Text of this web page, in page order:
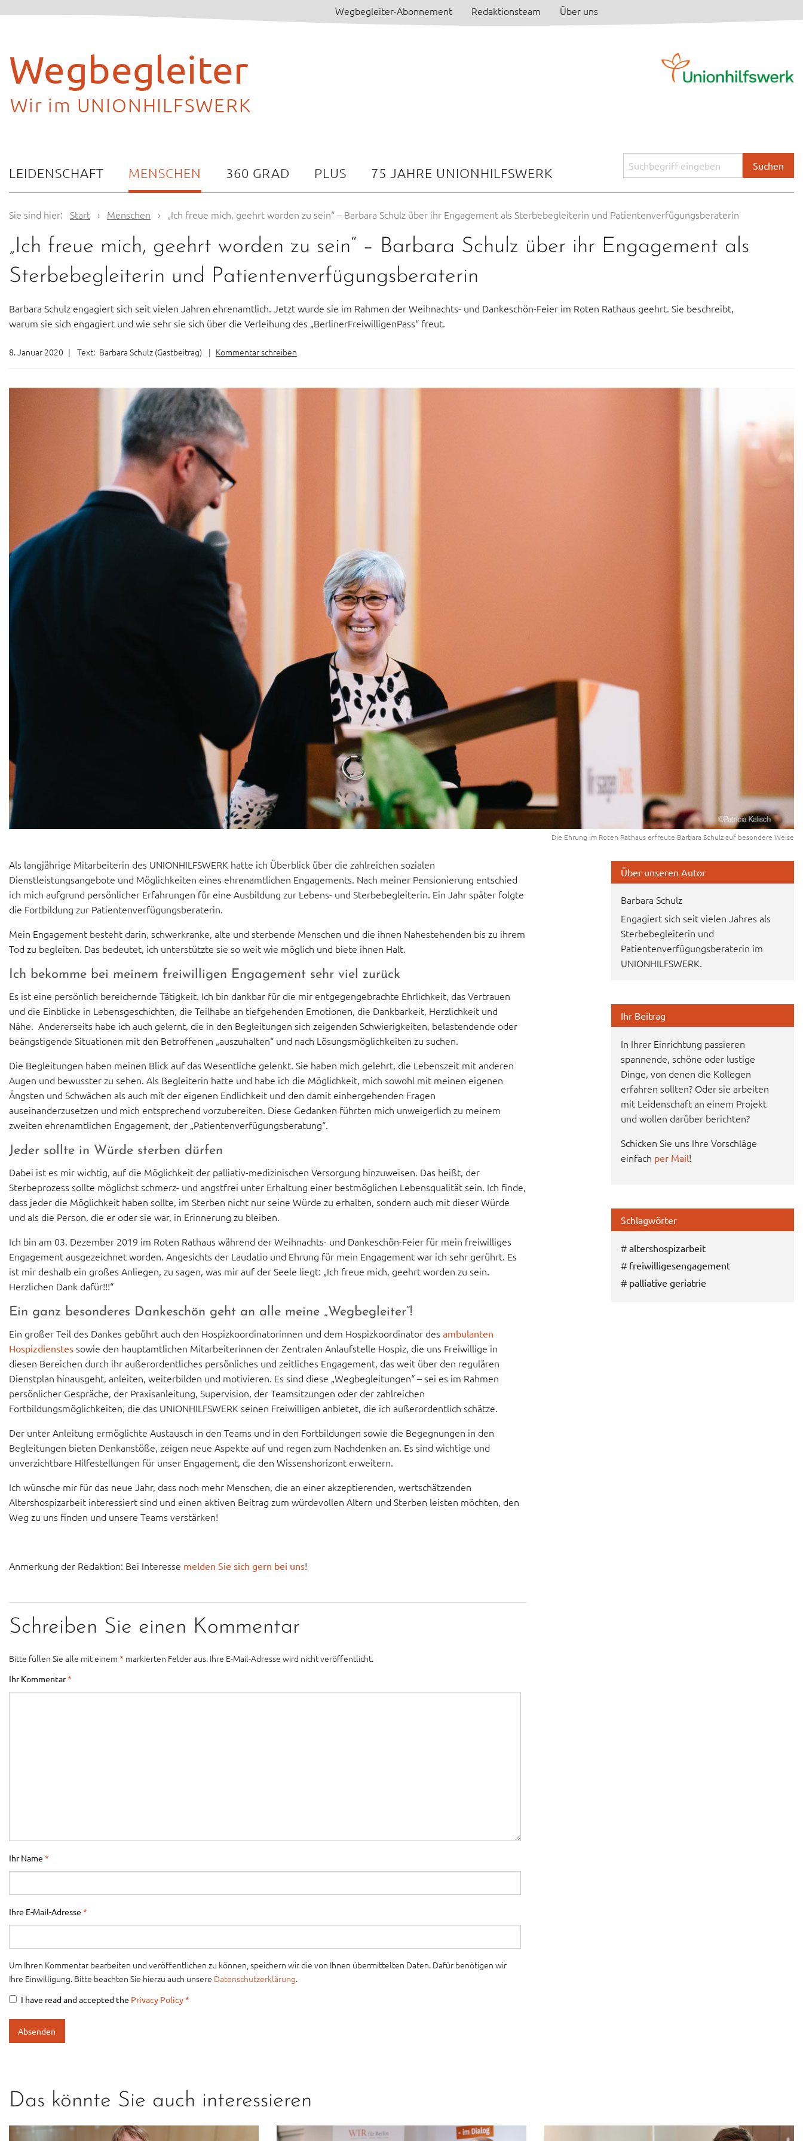
Wegbegleiter-Abonnement Redaktionsteam Über uns
Wegbegleiter
Wir im UNIONHILFSWERK
LEIDENSCHAFT MENSCHEN 360 GRAD PLUS 75 JAHRE UNIONHILFSWERK
Sie sind hier: Start › Menschen › „Ich freue mich, geehrt worden zu sein“ – Barbara Schulz über ihr Engagement als Sterbebegleiterin und Patientenverfügungsberaterin
„Ich freue mich, geehrt worden zu sein“ – Barbara Schulz über ihr Engagement als
Sterbebegleiterin und Patientenverfügungsberaterin
Barbara Schulz engagiert sich seit vielen Jahren ehrenamtlich. Jetzt wurde sie im Rahmen der Weihnachts- und Dankeschön-Feier im Roten Rathaus geehrt. Sie beschreibt,
warum sie sich engagiert und wie sehr sie sich über die Verleihung des „BerlinerFreiwilligenPass“ freut.
8. Januar 2020 | Text: Barbara Schulz (Gastbeitrag) | Kommentar schreiben
Die Ehrung im Roten Rathaus erfreute Barbara Schulz auf besondere Weise
Als langjährige Mitarbeiterin des UNIONHILFSWERK hatte ich Überblick über die zahlreichen sozialen
Dienstleistungsangebote und Möglichkeiten eines ehrenamtlichen Engagements. Nach meiner Pensionierung entschied
ich mich aufgrund persönlicher Erfahrungen für eine Ausbildung zur Lebens- und Sterbebegleiterin. Ein Jahr später folgte
die Fortbildung zur Patientenverfügungsberaterin.
Mein Engagement besteht darin, schwerkranke, alte und sterbende Menschen und die ihnen Nahestehenden bis zu ihrem
Tod zu begleiten. Das bedeutet, ich unterstützte sie so weit wie möglich und biete ihnen Halt.
Ich bekomme bei meinem freiwilligen Engagement sehr viel zurück
Es ist eine persönlich bereichernde Tätigkeit. Ich bin dankbar für die mir entgegengebrachte Ehrlichkeit, das Vertrauen
und die Einblicke in Lebensgeschichten, die Teilhabe an tiefgehenden Emotionen, die Dankbarkeit, Herzlichkeit und
Nähe. Andererseits habe ich auch gelernt, die in den Begleitungen sich zeigenden Schwierigkeiten, belastendende oder
beängstigende Situationen mit den Betroffenen „auszuhalten“ und nach Lösungsmöglichkeiten zu suchen.
Die Begleitungen haben meinen Blick auf das Wesentliche gelenkt. Sie haben mich gelehrt, die Lebenszeit mit anderen
Augen und bewusster zu sehen. Als Begleiterin hatte und habe ich die Möglichkeit, mich sowohl mit meinen eigenen
Ängsten und Schwächen als auch mit der eigenen Endlichkeit und den damit einhergehenden Fragen
auseinanderzusetzen und mich entsprechend vorzubereiten. Diese Gedanken führten mich unweigerlich zu meinem
zweiten ehrenamtlichen Engagement, der „Patientenverfügungsberatung“.
Jeder sollte in Würde sterben dürfen
Dabei ist es mir wichtig, auf die Möglichkeit der palliativ-medizinischen Versorgung hinzuweisen. Das heißt, der
Sterbeprozess sollte möglichst schmerz- und angstfrei unter Erhaltung einer bestmöglichen Lebensqualität sein. Ich finde,
dass jeder die Möglichkeit haben sollte, im Sterben nicht nur seine Würde zu erhalten, sondern auch mit dieser Würde
und als die Person, die er oder sie war, in Erinnerung zu bleiben.
Ich bin am 03. Dezember 2019 im Roten Rathaus während der Weihnachts- und Dankeschön-Feier für mein freiwilliges
Engagement ausgezeichnet worden. Angesichts der Laudatio und Ehrung für mein Engagement war ich sehr gerührt. Es
ist mir deshalb ein großes Anliegen, zu sagen, was mir auf der Seele liegt: „Ich freue mich, geehrt worden zu sein.
Herzlichen Dank dafür!!!“
Ein ganz besonderes Dankeschön geht an alle meine „Wegbegleiter“!
Ein großer Teil des Dankes gebührt auch den Hospizkoordinatorinnen und dem Hospizkoordinator des ambulanten
Hospizdienstes sowie den hauptamtlichen Mitarbeiterinnen der Zentralen Anlaufstelle Hospiz, die uns Freiwillige in
diesen Bereichen durch ihr außerordentliches persönliches und zeitliches Engagement, das weit über den regulären
Dienstplan hinausgeht, anleiten, weiterbilden und motivieren. Es sind diese „Wegbegleitungen“ – sei es im Rahmen
persönlicher Gespräche, der Praxisanleitung, Supervision, der Teamsitzungen oder der zahlreichen
Fortbildungsmöglichkeiten, die das UNIONHILFSWERK seinen Freiwilligen anbietet, die ich außerordentlich schätze.
Der unter Anleitung ermöglichte Austausch in den Teams und in den Fortbildungen sowie die Begegnungen in den
Begleitungen bieten Denkanstöße, zeigen neue Aspekte auf und regen zum Nachdenken an. Es sind wichtige und
unverzichtbare Hilfestellungen für unser Engagement, die den Wissenshorizont erweitern.
Ich wünsche mir für das neue Jahr, dass noch mehr Menschen, die an einer akzeptierenden, wertschätzenden
Altershospizarbeit interessiert sind und einen aktiven Beitrag zum würdevollen Altern und Sterben leisten möchten, den
Weg zu uns finden und unsere Teams verstärken!
Anmerkung der Redaktion: Bei Interesse melden Sie sich gern bei uns!
Schreiben Sie einen Kommentar
Bitte füllen Sie alle mit einem * markierten Felder aus. Ihre E-Mail-Adresse wird nicht veröffentlicht.
Ihr Kommentar*
Ihr Name *
Ihre E-Mail-Adresse *
Um Ihren Kommentar bearbeiten und veröffentlichen zu können, speichern wir die von Ihnen übermittelten Daten. Dafür benötigen wir
Ihre Einwilligung. Bitte beachten Sie hierzu auch unsere Datenschutzerklärung.
I have read and accepted the Privacy Policy*
Über unseren Autor
Barbara Schulz
Engagiert sich seit vielen Jahres als
Sterbebegleiterin und
Patientenverfügungsberaterin im
UNIONHILFSWERK.
Ihr Beitrag
In Ihrer Einrichtung passieren
spannende, schöne oder lustige
Dinge, von denen die Kollegen
erfahren sollten? Oder sie arbeiten
mit Leidenschaft an einem Projekt
und wollen darüber berichten?
Schicken Sie uns Ihre Vorschläge
einfach per Mail!
Schlagwörter
# altershospizarbeit
# freiwilligesengagement
# palliative geriatrie
Das könnte Sie auch interessieren